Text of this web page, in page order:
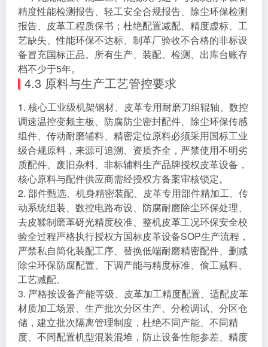
精度性能检测报告、轻工安全合规报告、除尘环保检测
报告、皮革工程质保书；杜绝配置减配、精度虚标、工
艺缺失、性能环保不达标、制革厂验收不合格的非标设
备冒充国标正品。所有生产、装配、检测、出库台账存
档不少于5年。
4.3 原料与生产工艺管控要求
1. 核心工业级机架钢材、皮革专用耐磨刀组辊轴、数控
调速温控变频主板、防腐防尘密封配件、除尘环保传感
组件、传动耐磨辅料、精密定位原料必须采用国标工业
级合规原料，来源可追溯、资质齐全，严禁使用不明劣
质配件、废旧杂料、非标辅料生产品牌授权皮革设备，
核心原料与配件供应商需经授权方备案审核锁定。
2. 部件甄选、机身精密装配、皮革专用部件精加工、传
动系统组装、数控电路布设、防腐耐磨除尘环保处理、
去皮鞣制磨革砑光精度校准、整机皮革工况环保安全校
验全过程严格执行授权方国标皮革设备SOP生产流程，
严禁私自简化装配工序、替换低端耐磨精密配件、删减
除尘环保防腐配置、下调产能与精度标准、偷工减料、
工艺减配。
3. 严格按设备产能等级、皮革加工精度配置、适配皮革
材质加工场景、生产批次分区生产、分检调试、分区仓
储，建立批次隔离管理制度，杜绝不同产能、不同精
度、不同配置机型混装混堆，防止设备性能参差、精度